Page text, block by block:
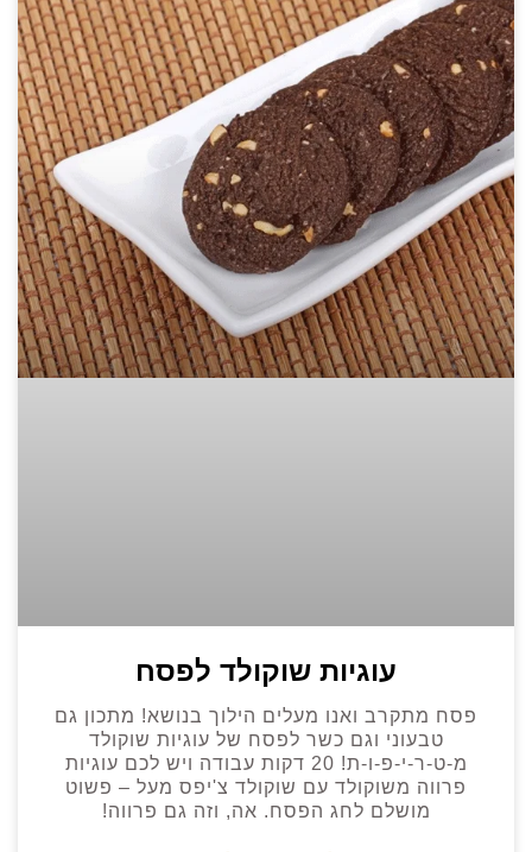
עוגיות שוקולד לפסח
פסח מתקרב ואנו מעלים הילוך בנושא! מתכון גם
טבעוני וגם כשר לפסח של עוגיות שוקולד
מ-ט-ר-י-פ-ו-ת! 20 דקות עבודה ויש לכם עוגיות
פרווה משוקולד עם שוקולד צ'יפס מעל – פשוט
מושלם לחג הפסח. אה, וזה גם פרווה!